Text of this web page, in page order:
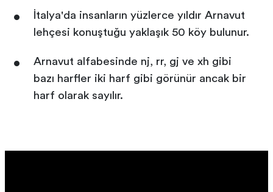
İtalya'da insanların yüzlerce yıldır Arnavut
lehçesi konuştuğu yaklaşık 50 köy bulunur.
Arnavut alfabesinde nj, rr, gj ve xh gibi
bazı harfler iki harf gibi görünür ancak bir
harf olarak sayılır.